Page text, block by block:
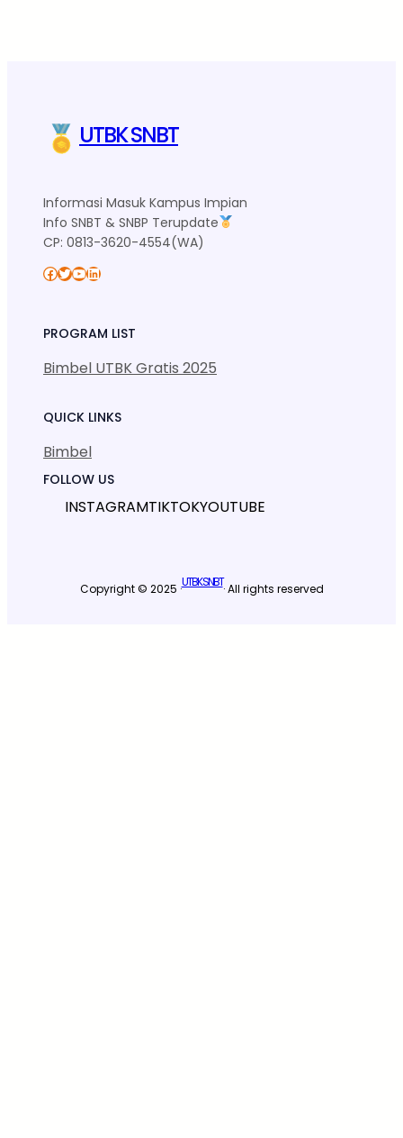
UTBK SNBT
Informasi Masuk Kampus Impian
Info SNBT & SNBP Terupdate
CP: 0813-3620-4554(WA)
Facebook Twitter YouTube LinkedIn
PROGRAM LIST
Bimbel UTBK Gratis 2025
QUICK LINKS
Bimbel
FOLLOW US
INSTAGRAMTIKTOKYOUTUBE
Copyright © 2025 ·UTBK SNBT· All rights reserved